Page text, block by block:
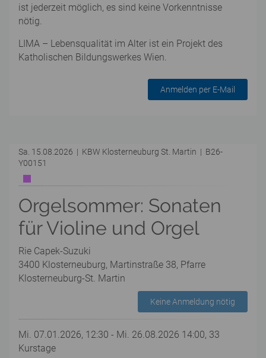
ist jederzeit möglich, es sind keine Vorkenntnisse
nötig.
LIMA – Lebensqualität im Alter ist ein Projekt des
Katholischen Bildungswerkes Wien.
Anmelden per E-Mail
Sa. 15.08.2026 | KBW Klosterneuburg St. Martin | B26-
Y00151
Orgelsommer: Sonaten
für Violine und Orgel
Rie Capek-Suzuki
3400 Klosterneuburg, Martinstraße 38, Pfarre
Klosterneuburg-St. Martin
Keine Anmeldung nötig
Mi. 07.01.2026, 12:30 - Mi. 26.08.2026 14:00, 33
Kurstage